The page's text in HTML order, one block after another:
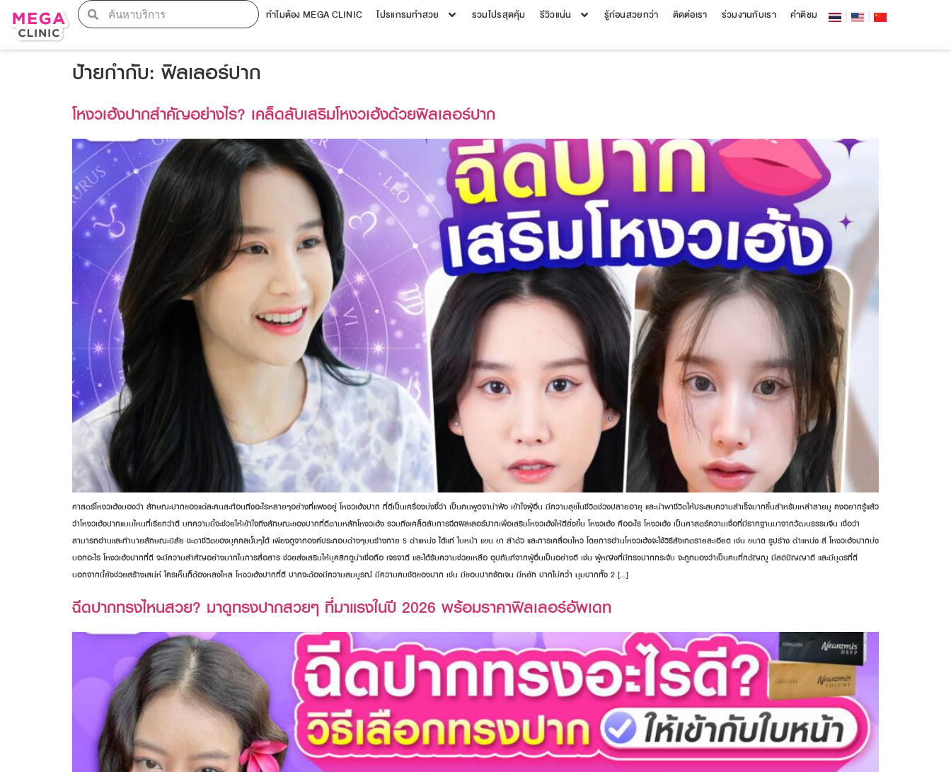
ทำไมต้อง MEGA CLINIC โปรแกรมทำสวย รวมโปรสุดคุ้ม รีวิวแน่น รู้ก่อนสวยกว่า ติดต่อเรา ร่วมงานกับเรา คำติชม
ป้ายกำกับ: ฟิลเลอร์ปาก
โหงวเฮ้งปากสำคัญอย่างไร? เคล็ดลับเสริมโหงวเฮ้งด้วยฟิลเลอร์ปาก
ศาสตร์โหงวเฮ้งมองว่า ลักษณะปากของแต่ละคนสะท้อนถึงอะไรหลายๆอย่างที่แฝงอยู่ โหงวเฮ้งปาก ที่ดีเป็นเครื่องบ่งชี้ว่า เป็นคนพูดจาน่าฟัง เข้าใจผู้อื่น มีความสุขในชีวิตช่วงปลายอายุ และนำพาชีวิตให้ประสบความสำเร็จมากขึ้นสำหรับเหล่าสายมู คงอยากรู้แล้ว
ว่าโหงวเฮ้งปากแบบไหนที่เรียกว่าดี บทความนี้จะช่วยให้เข้าใจถึงลักษณะของปากที่ดีตามหลักโหงวเฮ้ง รวมถึงเคล็ดลับการฉีดฟิลเลอร์ปากเพื่อเสริมโหงวเฮ้งให้ดียิ่งขึ้น โหงวเฮ้ง คืออะไร โหงวเฮ้ง เป็นศาสตร์ความเชื่อที่มีรากฐานมาจากวัฒนธรรมจีน เชื่อว่า
สามารถอ่านและทำนายลักษณะนิสัย ชะตาชีวิตของบุคคลนั้นๆได้ เพียงดูจากองค์ประกอบต่างๆบนร่างกาย 5 ตำแหน่ง ได้แก่ ใบหน้า แขน ขา ลำตัว และการเคลื่อนไหว โดยการอ่านโหงวเฮ้งจะใช้วิธีสังเกตรายละเอียด เช่น ขนาด รูปร่าง ตำแหน่ง สี โหงวเฮ้งปากบ่ง
บอกอะไร โหงวเฮ้งปากที่ดี จะมีความสำคัญอย่างมากในการสื่อสาร ช่วยส่งเสริมให้บุคลิกดูน่าเชื่อถือ เจรจาดี และได้รับความช่วยเหลือ อุปถัมภ์จากผู้อื่นเป็นอย่างดี เช่น ผู้หญิงที่มีทรงปากกระจับ จะถูกมองว่าเป็นคนที่กตัญญู มีสติปัญญาดี และมีบุตรที่ดี
นอกจากนี้ยังช่วยสร้างเสน่ห์ ใครเห็นก็ต้องหลงใหล โหงวเฮ้งปากที่ดี ปากจะต้องมีความสมบูรณ์ มีความคมชัดของปาก เช่น มีขอบปากชัดเจน มีหยัก ปากไม่คว่ำ มุมปากทั้ง 2 […]
ฉีดปากทรงไหนสวย? มาดูทรงปากสวยๆ ที่มาแรงในปี 2026 พร้อมราคาฟิลเลอร์อัพเดท